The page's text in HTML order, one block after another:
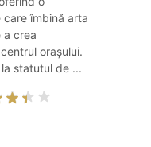
îmbină arta
a crea
orașului.
statutul de ...